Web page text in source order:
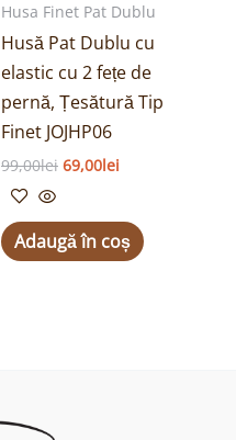
Husa Finet Pat Dublu
Husă Pat Dublu cu
elastic cu 2 fețe de
pernă, Țesătură Tip
Finet JOJHP06
99,00lei 69,00lei
Adaugă în coș